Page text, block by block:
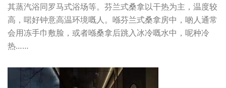
其蒸汽浴同罗马式浴场等。芬兰式桑拿以干热为主，温度较
高，啱好钟意高温环境嘅人。喺芬兰式桑拿房中，啲人通常
会用冻手巾敷脸，或者喺桑拿后跳入冰冷嘅水中，呢种冷
热……